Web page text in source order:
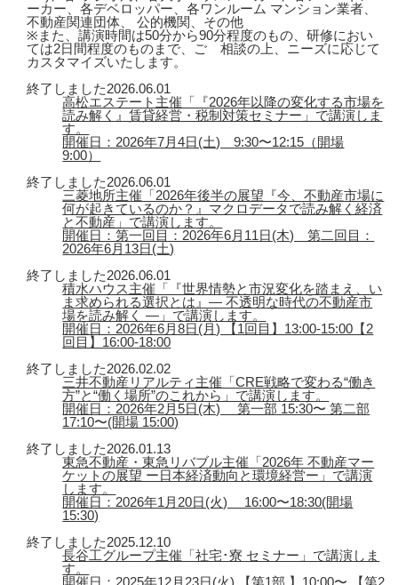
ーカー、各デベロッパー、各ワンルーム マンション業者、
不動産関連団体、 公的機関、その他
※また、講演時間は50分から90分程度のもの、研修におい
ては2日間程度のものまで、ご゙相談の上、ニーズに応じて
カスタマイズいたします。
終了しました2026.06.01
高松エステート主催「『2026年以降の変化する市場を
読み解く』賃貸経営・税制対策セミナー」で講演しま
す。
開催日：2026年7月4日(土) 9:30〜12:15（開場
9:00）
終了しました2026.06.01
三菱地所主催「2026年後半の展望『今、不動産市場に
何が起きているのか？』マクロデータで読み解く経済
と不動産」で講演します。
開催日：第一回目：2026年6月11日(木) 第二回目：
2026年6月13日(土)
終了しました2026.06.01
積水ハウス主催「『世界情勢と市況変化を踏まえ、い
ま求められる選択とは』― 不透明な時代の不動産市
場を読み解く ―」で講演します。
開催日：2026年6月8日(月) 【1回目】13:00-15:00【2
回目】16:00-18:00
終了しました2026.02.02
三井不動産リアルティ主催「CRE戦略で変わる“働き
方”と“働く場所”のこれから」で講演します。
開催日：2026年2月5日(木) 第一部 15:30〜 第二部
17:10〜(開場 15:00)
終了しました2026.01.13
東急不動産・東急リバブル主催「2026年 不動産マー
ケットの展望 ー日本経済動向と環境経営ー」で講演
します。
開催日：2026年1月20日(火) 16:00〜18:30(開場
15:30)
終了しました2025.12.10
長谷工グループ主催「社宅･寮 セミナー」で講演しま
す。
開催日：2025年12月23日(火) 【第1部 】10:00〜 【第2